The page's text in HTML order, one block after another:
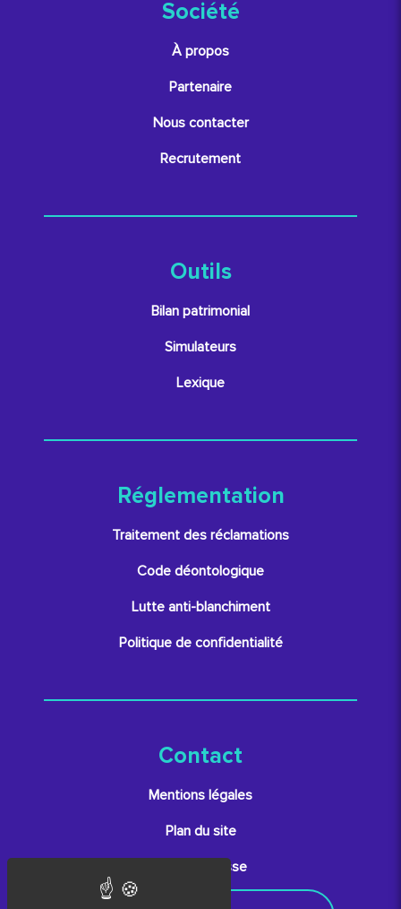
Société
À propos
Partenaire
Nous contacter
Recrutement
Outils
Bilan patrimonial
Simulateurs
Lexique
Réglementation
Traitement des réclamations
Code déontologique
Lutte anti-blanchiment
Politique de confidentialité
Contact
Mentions légales
Plan du site
Espace presse